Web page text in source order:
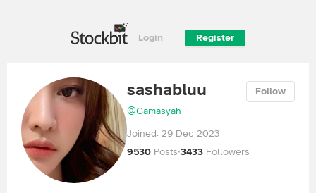
Login Register
sashabluu
@Gamasyah
Follow
Joined: 29 Dec 2023
9530 Posts·3433 Followers